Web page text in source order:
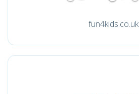
fun4kids.co.uk